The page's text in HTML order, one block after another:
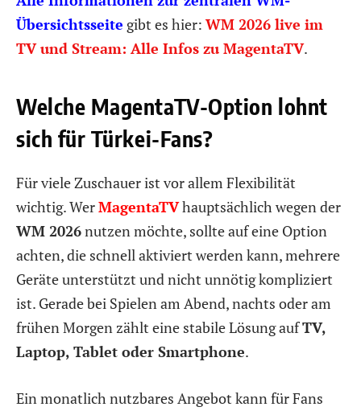
Übersichtsseite gibt es hier: WM 2026 live im
TV und Stream: Alle Infos zu MagentaTV.
Welche MagentaTV-Option lohnt
sich für Türkei-Fans?
Für viele Zuschauer ist vor allem Flexibilität
wichtig. WerMagentaTVhauptsächlich wegen der
WM 2026nutzen möchte, sollte auf eine Option
achten, die schnell aktiviert werden kann, mehrere
Geräte unterstützt und nicht unnötig kompliziert
ist. Gerade bei Spielen am Abend, nachts oder am
frühen Morgen zählt eine stabile Lösung aufTV,
Laptop, Tablet oder Smartphone.
Ein monatlich nutzbares Angebot kann für Fans